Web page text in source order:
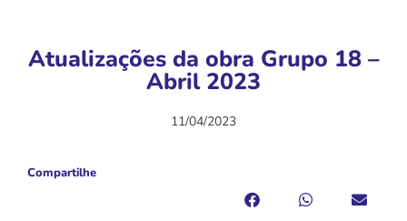
Atualizações da obra Grupo 18 –
Abril 2023
11/04/2023
Compartilhe